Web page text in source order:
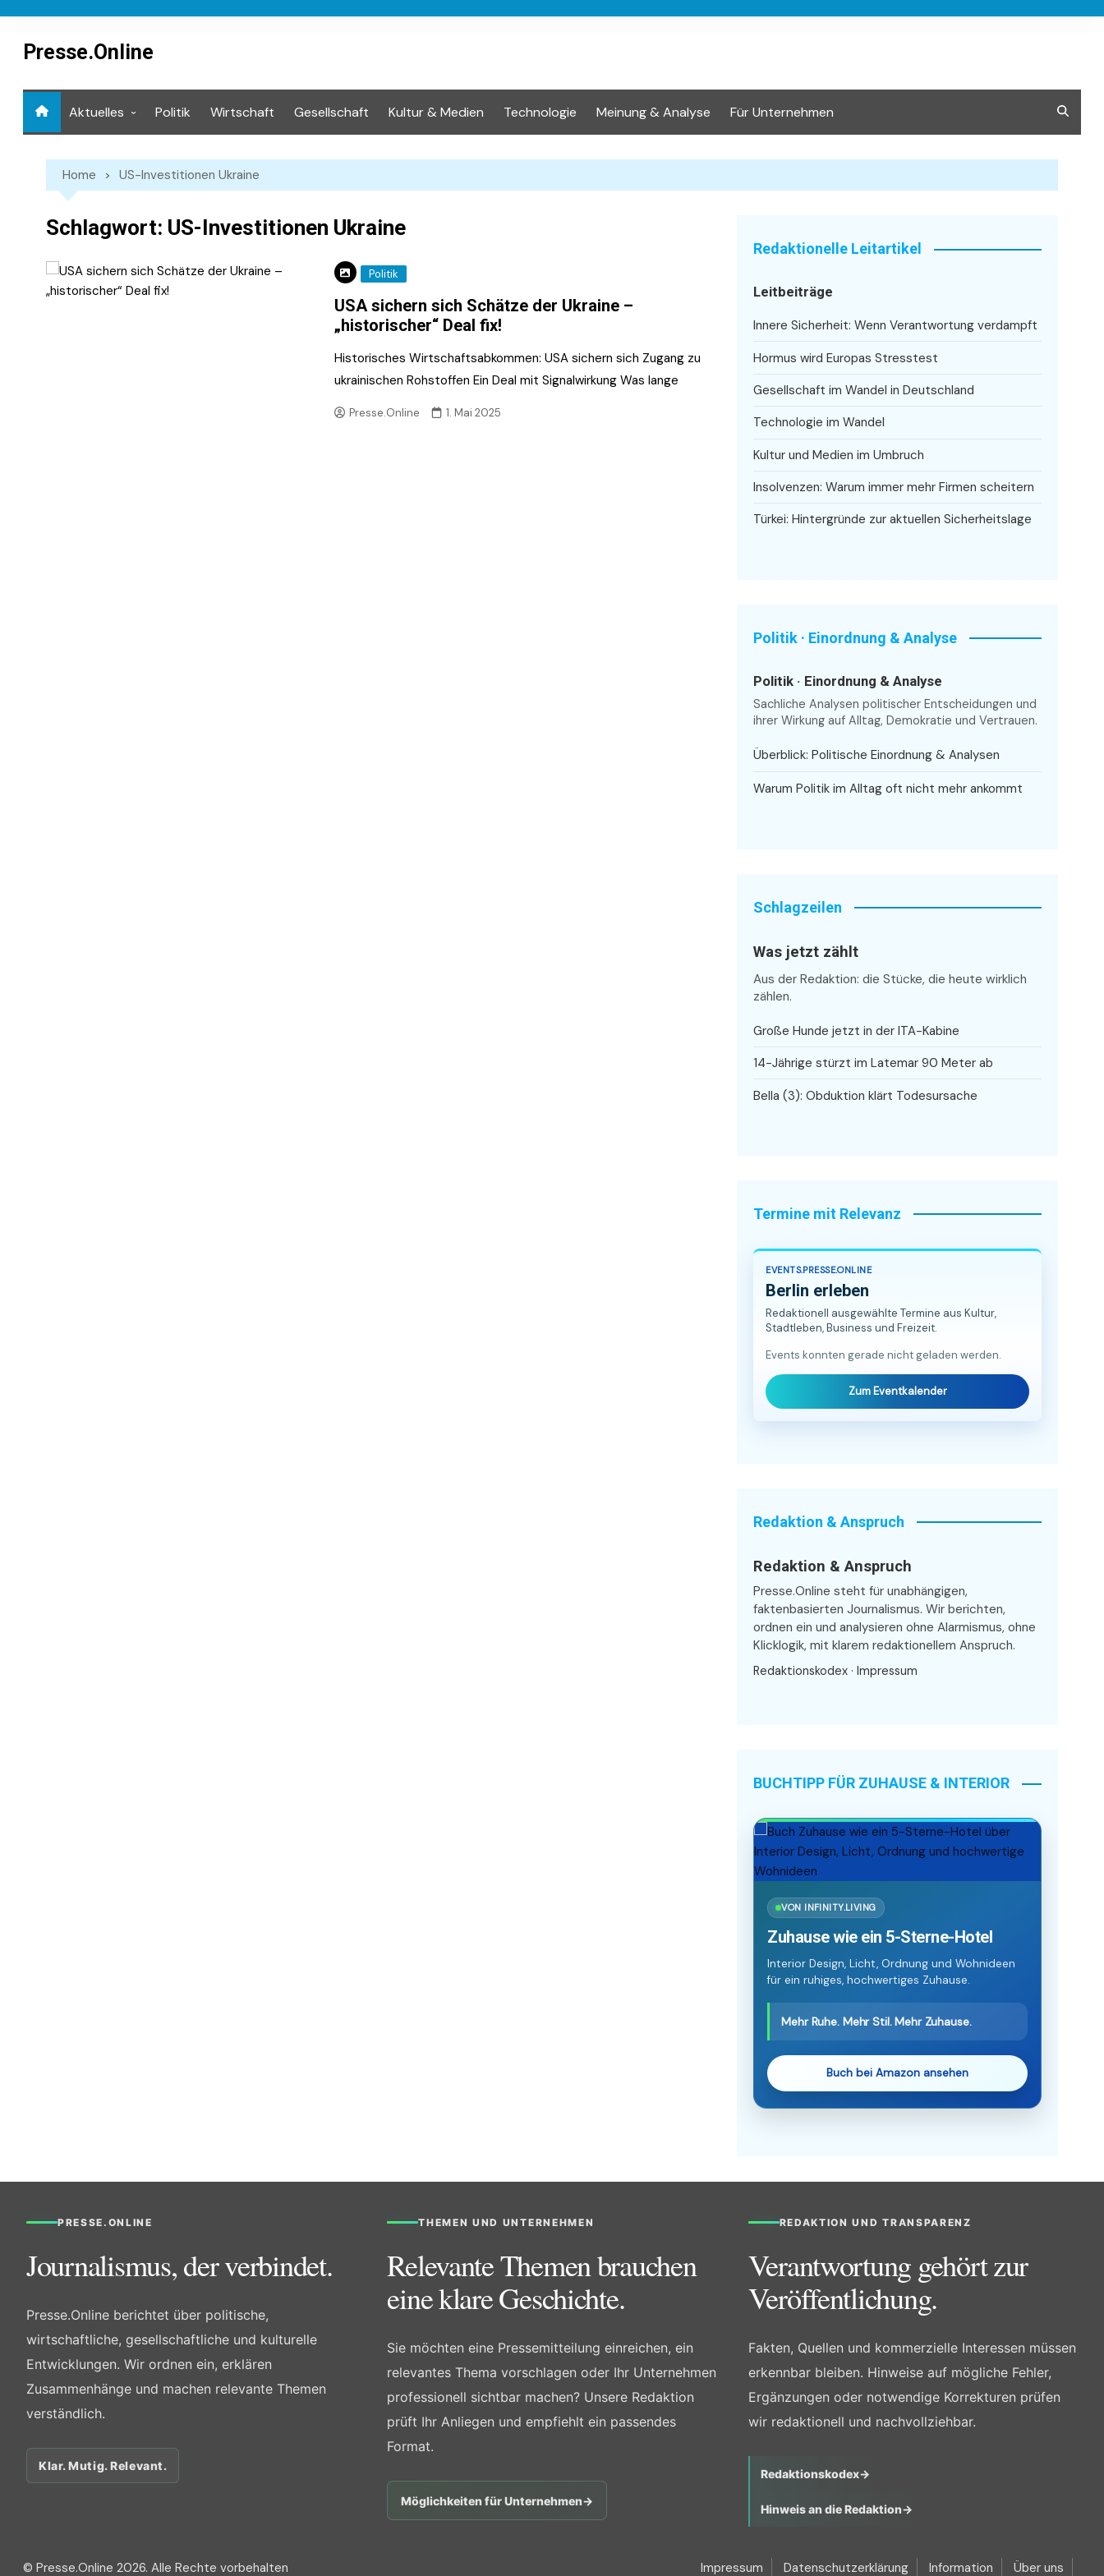
contentPresse.Online
Aktuelles Politik Wirtschaft Gesellschaft Kultur & Medien Technologie Meinung & Analyse Für Unternehmen
Home US-Investitionen Ukraine
Schlagwort: US-Investitionen Ukraine
Politik
USA sichern sich Schätze der Ukraine –
„historischer“ Deal fix!
Historisches Wirtschaftsabkommen: USA sichern sich Zugang zu
ukrainischen Rohstoffen Ein Deal mit Signalwirkung Was lange
Presse.Online 1. Mai 2025
Redaktionelle Leitartikel
Leitbeiträge
Innere Sicherheit: Wenn Verantwortung verdampft
Hormus wird Europas Stresstest
Gesellschaft im Wandel in Deutschland
Technologie im Wandel
Kultur und Medien im Umbruch
Insolvenzen: Warum immer mehr Firmen scheitern
Türkei: Hintergründe zur aktuellen Sicherheitslage
Politik · Einordnung & Analyse
Politik · Einordnung & Analyse
Sachliche Analysen politischer Entscheidungen und
ihrer Wirkung auf Alltag, Demokratie und Vertrauen.
Überblick: Politische Einordnung & Analysen
Warum Politik im Alltag oft nicht mehr ankommt
Schlagzeilen
Was jetzt zählt
Aus der Redaktion: die Stücke, die heute wirklich
zählen.
Große Hunde jetzt in der ITA-Kabine
14-Jährige stürzt im Latemar 90 Meter ab
Bella (3): Obduktion klärt Todesursache
Termine mit Relevanz
EVENTS.PRESSE.ONLINE
Berlin erleben
Redaktionell ausgewählte Termine aus Kultur,
Stadtleben, Business und Freizeit.
Events konnten gerade nicht geladen werden.
Zum Eventkalender
Redaktion & Anspruch
Redaktion & Anspruch
Presse.Online steht für unabhängigen,
faktenbasierten Journalismus. Wir berichten,
ordnen ein und analysieren ohne Alarmismus, ohne
Klicklogik, mit klarem redaktionellem Anspruch.
Redaktionskodex · Impressum
BUCHTIPP FÜR ZUHAUSE & INTERIOR
VON INFINITY.LIVING
Zuhause wie ein 5-Sterne-Hotel
Interior Design, Licht, Ordnung und Wohnideen
für ein ruhiges, hochwertiges Zuhause.
Mehr Ruhe. Mehr Stil. Mehr Zuhause.
Buch bei Amazon ansehen
PRESSE.ONLINE
Journalismus, der verbindet.
Presse.Online berichtet über politische,
wirtschaftliche, gesellschaftliche und kulturelle
Entwicklungen. Wir ordnen ein, erklären
Zusammenhänge und machen relevante Themen
verständlich.
Klar. Mutig. Relevant.
THEMEN UND UNTERNEHMEN
Relevante Themen brauchen
eine klare Geschichte.
Sie möchten eine Pressemitteilung einreichen, ein
relevantes Thema vorschlagen oder Ihr Unternehmen
professionell sichtbar machen? Unsere Redaktion
prüft Ihr Anliegen und empfiehlt ein passendes
Format.
Möglichkeiten für Unternehmen→
REDAKTION UND TRANSPARENZ
Verantwortung gehört zur
Veröffentlichung.
Fakten, Quellen und kommerzielle Interessen müssen
erkennbar bleiben. Hinweise auf mögliche Fehler,
Ergänzungen oder notwendige Korrekturen prüfen
wir redaktionell und nachvollziehbar.
Redaktionskodex→
Hinweis an die Redaktion→
© Presse.Online 2026. Alle Rechte vorbehalten Impressum Datenschutzerklärung Information Über uns